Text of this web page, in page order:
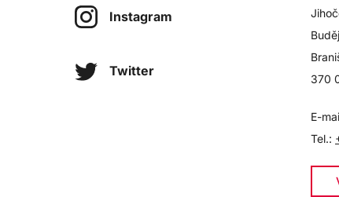
Instagram
Twitter
370
E-
Tel.: